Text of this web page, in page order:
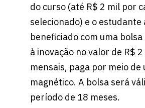
do curso (até R$ 2 mil por
selecionado) e o estudante
beneficiado com uma
à inovação no valor de R$
mensais, paga por meio de
magnético. A bolsa será
período de 18 meses.